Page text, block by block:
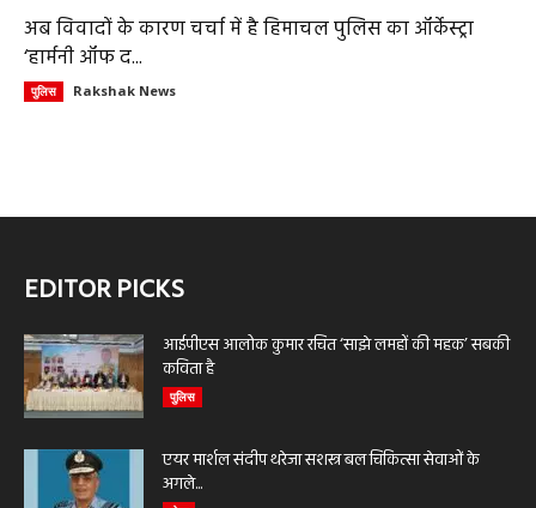
अब विवादों के कारण चर्चा में है हिमाचल पुलिस का ऑर्केस्ट्रा
‘हार्मनी ऑफ द...
पुलिस Rakshak News
EDITOR PICKS
आईपीएस आलोक कुमार रचित ‘साझे लमहों की महक’ सबकी
कविता है
पुलिस
एयर मार्शल संदीप थरेजा सशस्त्र बल चिकित्सा सेवाओं के
अगले...